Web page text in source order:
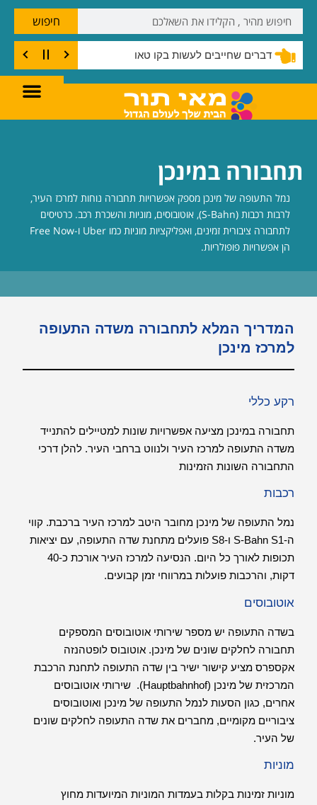
דברים שחייבים לעשות בקו טאו
חיפוש
תחבורה במינכן
נמל התעופה של מינכן מספק אפשרויות תחבורה נוחות למרכז העיר,
לרבות רכבות (S-Bahn), אוטובוסים, מוניות והשכרת רכב. כרטיסים
לתחבורה ציבורית זמינים, ואפליקציות מוניות כמו Uber ו-Free Now
הן אפשרויות פופולריות.
המדריך המלא לתחבורה משדה התעופה
למרכז מינכן
רקע כללי
תחבורה במינכן מציעה אפשרויות שונות למטיילים להתנייד
משדה התעופה למרכז העיר ולנווט ברחבי העיר. להלן דרכי
התחבורה השונות הזמינות
רכבות
נמל התעופה של מינכן מחובר היטב למרכז העיר ברכבת. קווי
ה-S-Bahn S1 ו-S8 פועלים מתחנת שדה התעופה, עם יציאות
תכופות לאורך כל היום. הנסיעה למרכז העיר אורכת כ-40
דקות, והרכבות פועלות במרווחי זמן קבועים.
אוטובוסים
בשדה התעופה יש מספר שירותי אוטובוסים המספקים
תחבורה לחלקים שונים של מינכן. אוטובוס לופטהנזה
אקספרס מציע קישור ישיר בין שדה התעופה לתחנת הרכבת
המרכזית של מינכן (Hauptbahnhof). שירותי אוטובוסים
אחרים, כגון הסעות לנמל התעופה של מינכן ואוטובוסים
ציבוריים מקומיים, מחברים את שדה התעופה לחלקים שונים
של העיר.
מוניות
מוניות זמינות בקלות בעמדות המוניות המיועדות מחוץ